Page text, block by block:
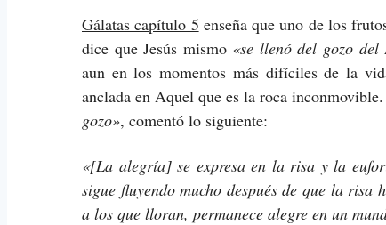
Gálatas capítulo 5 enseña que uno de los
dice que Jesús mismo «se llenó del gozo del
aun en los momentos más difíciles de la
anclada en Aquel que es la roca
gozo», comentó lo siguiente:
«[La alegría] se expresa en la risa y la
sigue fluyendo mucho después de que la
a los que lloran, permanece alegre en un